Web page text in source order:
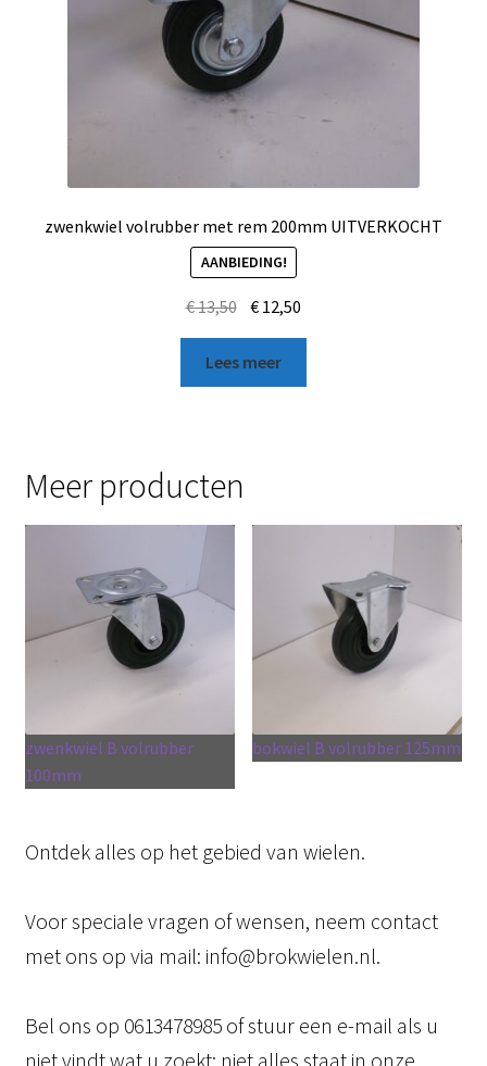
zwenkwiel volrubber met rem 200mm UITVERKOCHT
AANBIEDING!
€13,50 € 12,50
Lees meer
Meer producten
zwenkwiel B volrubber
100mm
bokwiel B volrubber 125mm
Ontdek alles op het gebied van wielen.
Voor speciale vragen of wensen, neem contact
met ons op via mail: info@brokwielen.nl.
Bel ons op 0613478985 of stuur een e-mail als u
niet vindt wat u zoekt; niet alles staat in onze